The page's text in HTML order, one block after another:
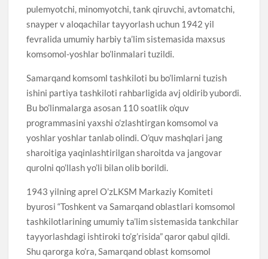
pulemyotchi, minomyotchi, tank qiruvchi, avtomatchi,
snayper v aloqachilar tayyorlash uchun 1942 yil
fevralida umumiy harbiy ta’lim sistemasida maxsus
komsomol-yoshlar bo’linmalari tuzildi.
Samarqand komsoml tashkiloti bu bo’limlarni tuzish
ishini partiya tashkiloti rahbarligida avj oldirib yubordi.
Bu bo’linmalarga asosan 110 soatlik o’quv
programmasini yaxshi o’zlashtirgan komsomol va
yoshlar yoshlar tanlab olindi. O’quv mashqlari jang
sharoitiga yaqinlashtirilgan sharoitda va jangovar
qurolni qo’llash yo’li bilan olib borildi.
1943 yilning aprel O’zLKSM Markaziy Komiteti
byurosi “Toshkent va Samarqand oblastlari komsomol
tashkilotlarining umumiy ta’lim sistemasida tankchilar
tayyorlashdagi ishtiroki to’g’risida” qaror qabul qildi.
Shu qarorga ko’ra, Samarqand oblast komsomol